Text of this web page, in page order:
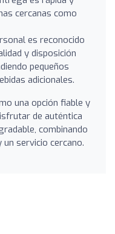
cercanas como
es reconocido
y disposición
pequeños
adicionales.
una opción fiable y
de auténtica
combinando
servicio cercano.